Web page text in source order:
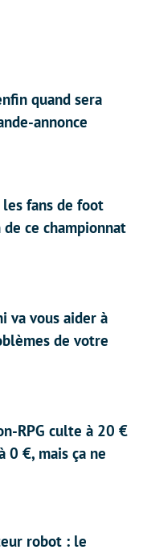
quand sera
annonce
fans de foot
ce championnat
va vous aider à
de votre
RPG culte à 20 €
0 €, mais ça ne
robot : le